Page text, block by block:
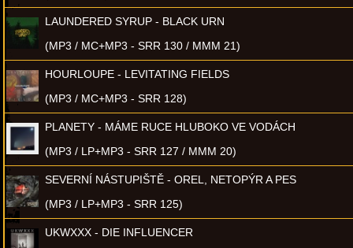
LAUNDERED SYRUP - BLACK URN
(MP3 / MC+MP3 - SRR 130 / MMM 21)
HOURLOUPE - LEVITATING FIELDS
(MP3 / MC+MP3 - SRR 128)
PLANETY - MÁME RUCE HLUBOKO VE VODÁCH
(MP3 / LP+MP3 - SRR 127 / MMM 20)
SEVERNÍ NÁSTUPIŠTĚ - OREL, NETOPÝR A PES
(MP3 / LP+MP3 - SRR 125)
UKWXXX - DIE INFLUENCER